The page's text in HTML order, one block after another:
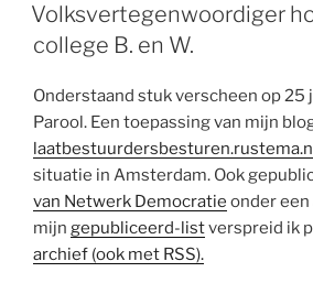
OP
Volksvertegenwoordiger
college B. en W.
Onderstaand stuk verscheen op 25
Parool. Een toepassing van mijn
situatie in Amsterdam. Ook
van Netwerk Democratie onder
mijn gepubliceerd-listverspreid ik
archief (ook met RSS).